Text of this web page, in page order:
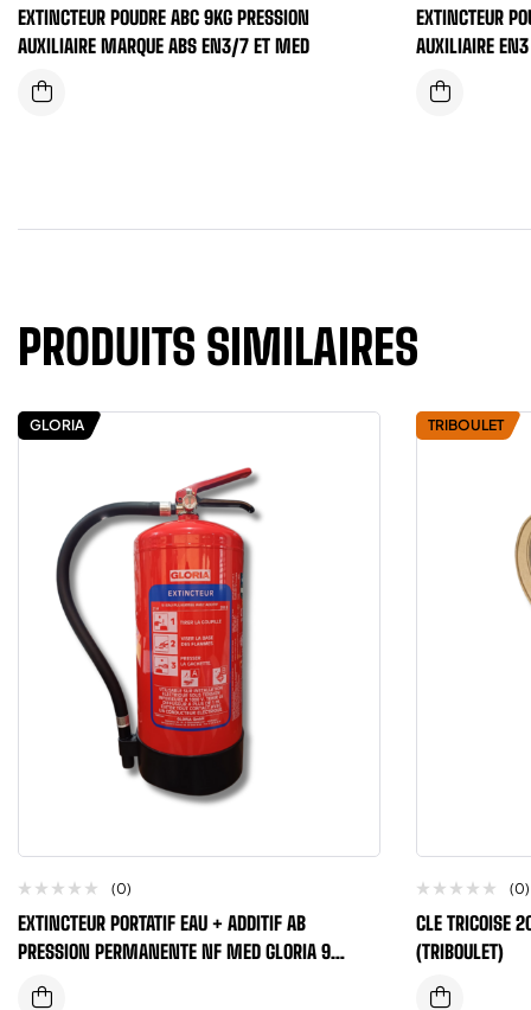
EXTINCTEUR POUDRE ABC 9KG PRESSION
AUXILIAIRE MARQUE ABS EN3/7 ET MED
EXTINCTEUR
AUXILIAIRE
PRODUITS SIMILAIRES
GLORIA
(0)
EXTINCTEUR PORTATIF EAU + ADDITIF AB
PRESSION PERMANENTE NF MED GLORIA 9
TRIBOULET
(0)
CLE TRICOISE
(TRIBOULET)